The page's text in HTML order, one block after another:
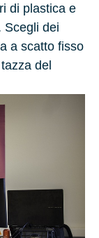
di plastica e
Scegli dei
a scatto fisso
del